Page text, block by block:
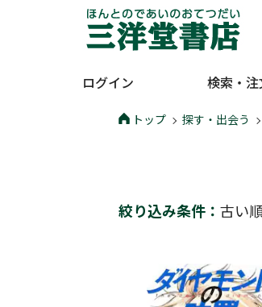
ログイン 検索・注
トップ 探す・出会う
絞り込み条件： 古い